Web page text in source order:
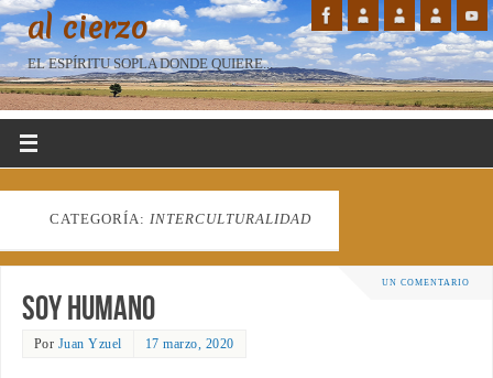
al cierzo
EL ESPÍRITU SOPLA DONDE QUIERE...
CATEGORÍA: INTERCULTURALIDAD
UN COMENTARIO
Soy humano
Por Juan Yzuel 17 marzo, 2020